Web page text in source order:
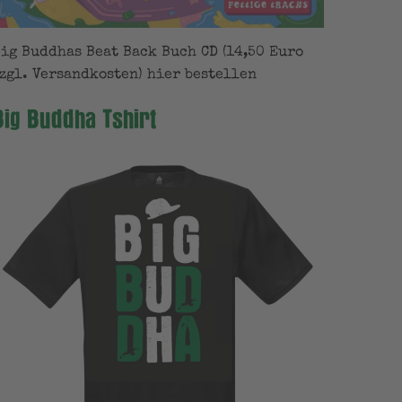
Buddhas Beat Back Buch CD (14,50 Euro
Versandkosten) hier bestellen
Buddha Tshirt